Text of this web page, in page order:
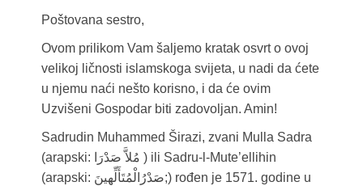
Poštovana sestro,
Ovom prilikom Vam šaljemo kratak osvrt o ovoj
velikoj ličnosti islamskoga svijeta, u nadi da ćete
u njemu naći nešto korisno, i da će ovim
Uzvišeni Gospodar biti zadovoljan. Amin!
Sadrudin Muhammed Širazi, zvani Mulla Sadra
(arapski: مُلاَّ صَدْرَا ) ili Sadru-l-Mute’ellihin
(arapski: صَدْرُالْمُتَأَلِّهِينَ;) rođen je 1571. godine u